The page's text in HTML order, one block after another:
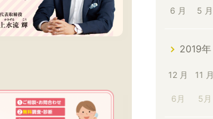
6 月 5 月
2019年
12 月 11 月
6月 5月